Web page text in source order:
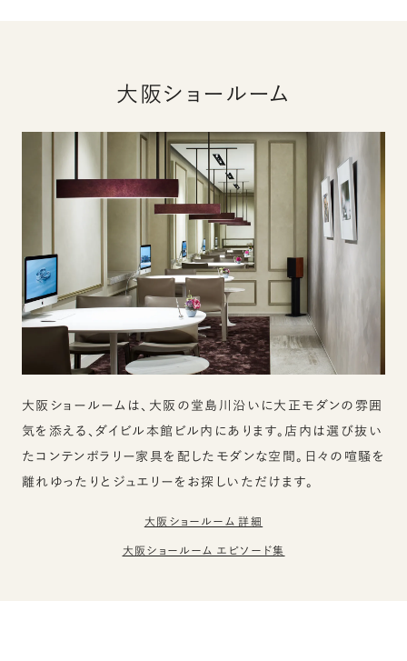
大阪ショールーム
大阪ショールームは、大阪の堂島川沿いに大正モダンの雰囲
気を添える、ダイビル本館ビル内にあります。店内は選び抜い
たコンテンポラリー家具を配したモダンな空間。日々の喧騒を
離れゆったりとジュエリーをお探しいただけます。
大阪ショールーム 詳細
大阪ショールーム エピソード集